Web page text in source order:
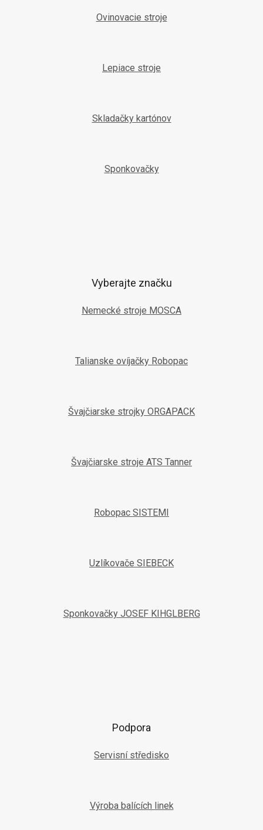
Ovinovacie stroje
Lepiace stroje
Skladačky kartónov
Sponkovačky
Vyberajte značku
Nemecké stroje MOSCA
Talianske ovíjačky Robopac
Švajčiarske strojky ORGAPACK
Švajčiarske stroje ATS Tanner
Robopac SISTEMI
Uzlíkovače SIEBECK
Sponkovačky JOSEF KIHGLBERG
Podpora
Servisní středisko
Výroba balících linek